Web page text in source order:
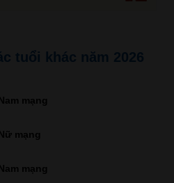
tuổi khác năm 2026
mạng
mạng
mạng